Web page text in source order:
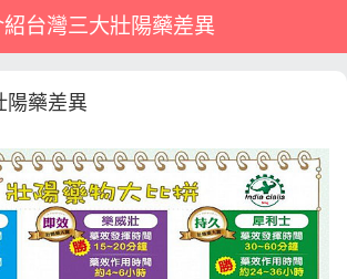
紹台灣三大壯陽藥差異
陽藥差異